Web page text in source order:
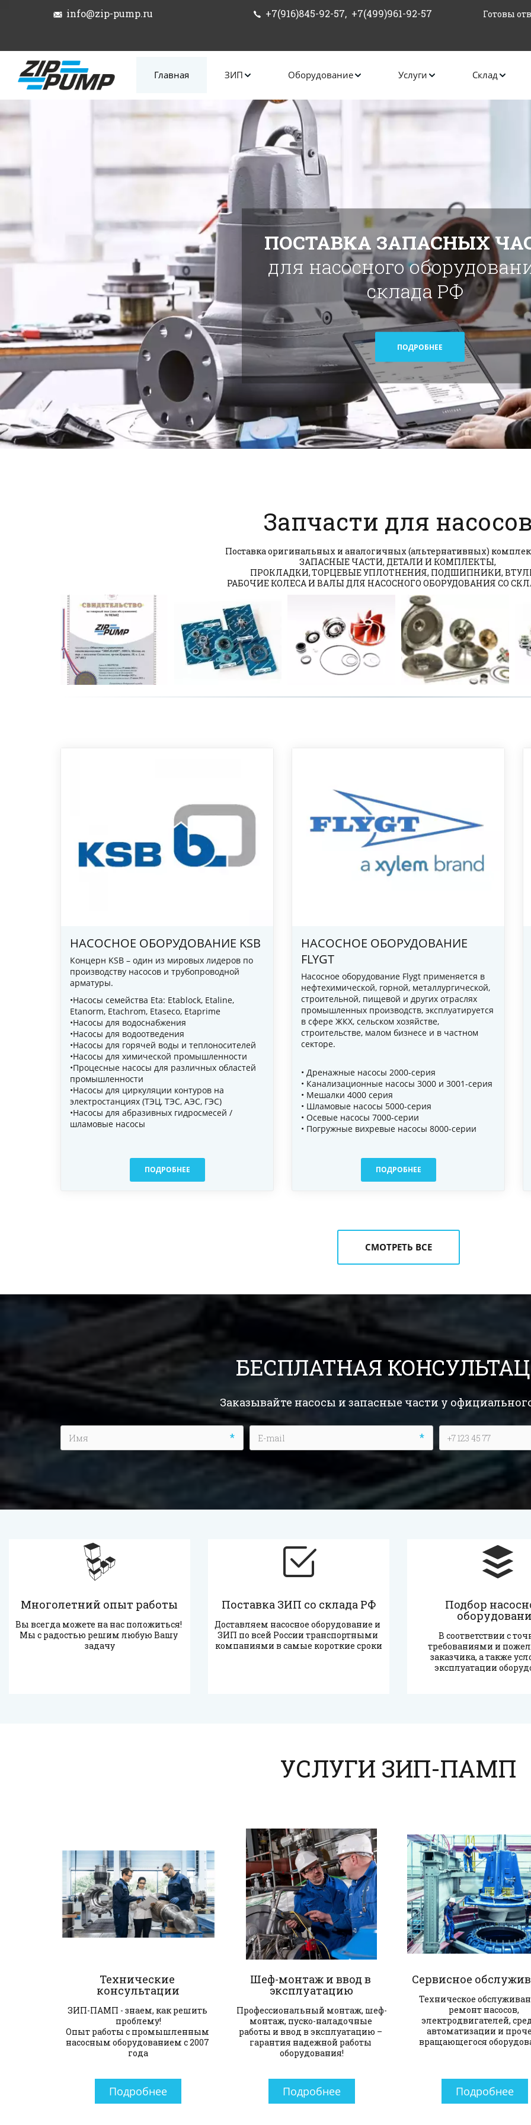
info@zip-pump.ru +7(916)845-92-57,  +7(499)961-92-57
Готовы
Главная ЗИП Оборудование Услуги Склад
ПОСТАВКА ЗАПАСНЫХ
для насосного
склада РФ
ПОДРОБНЕЕ
ПОСТАВКА
ОБОРУДОВАНИЯ
Агрегатированние и
насосного оборудования
Обследование насосных систем
повешение
оборудования, техническое
ремонт, монтажные и пуско-
работы
ПОДРОБНЕЕ
Запчасти для насосов
Поставка оригинальных и аналогичных (альтернативных)
ЗАПАСНЫЕ ЧАСТИ, ДЕТАЛИ И КОМПЛЕКТЫ,
ПРОКЛАДКИ, ТОРЦЕВЫЕ УПЛОТНЕНИЯ, ПОДШИПНИКИ,
РАБОЧИЕ КОЛЕСА И ВАЛЫ ДЛЯ НАСОСНОГО ОБОРУДОВАНИЯ СО
НАСОСНОЕ ОБОРУДОВАНИЕ KSB
Концерн KSB – один из мировых лидеров по
производству насосов и трубопроводной
арматуры.
•Насосы семейства Eta: Etablock, Etaline,
Etanorm, Etachrom, Etaseco, Etaprime
•Насосы для водоснабжения
•Насосы для водоотведения
•Насосы для горячей воды и теплоносителей
•Насосы для химической промышленности
•Процесные насосы для различных областей
промышленности
•Насосы для циркуляции контуров на
электростанциях (ТЭЦ, ТЭС, АЭС, ГЭС)
•Насосы для абразивных гидросмесей /
шламовые насосы
ПОДРОБНЕЕ
НАСОСНОЕ ОБОРУДОВАНИЕ
FLYGT
Насосное оборудование Flygt применяется в
нефтехимической, горной, металлургической,
строительной, пищевой и других отраслях
промышленных производств, эксплуатируется
в сфере ЖКХ, сельском хозяйстве,
строительстве, малом бизнесе и в частном
секторе.
• Дренажные насосы 2000-серия
• Канализационные насосы 3000 и 3001-серия
• Мешалки 4000 серия
• Шламовые насосы 5000-серия
• Осевые насосы 7000-серии
• Погружные вихревые насосы 8000-серии
ПОДРОБНЕЕ
СМОТРЕТЬ ВСЕ
БЕСПЛАТНАЯ
Заказывайте насосы и запасные части у
* *
Многолетний опыт работы
Вы всегда можете на нас положиться!
Мы с радостью решим любую Вашу
задачу
Поставка ЗИП со склада РФ
Доставляем насосное оборудование и
ЗИП по всей России транспортными
компаниями в самые короткие сроки
Подбор
В соответствии с
требованиями и
заказчика, а также
эксплуатации
УСЛУГИ ЗИП-ПАМП
Технические
консультации
ЗИП-ПАМП - знаем, как решить
проблему!
Опыт работы с промышленным
насосным оборудованием с 2007
года
Подробнее
Шеф-монтаж и ввод в
эксплуатацию
Профессиональный монтаж, шеф-
монтаж, пуско-наладочные
работы и ввод в эксплуатацию –
гарантия надежной работы
оборудования!
Подробнее
Сервисное
Техническое
ремонт насосов,
электродвигателей,
автоматизации и
вращающегося
Подробнее